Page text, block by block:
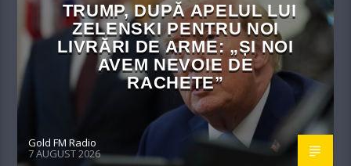
TRUMP, DUPĂ APELUL LUI
ZELENSKI PENTRU NOI
LIVRĂRI DE ARME: „ȘI NOI
AVEM NEVOIE DE
RACHETE”
Gold FM Radio
7 AUGUST 2026